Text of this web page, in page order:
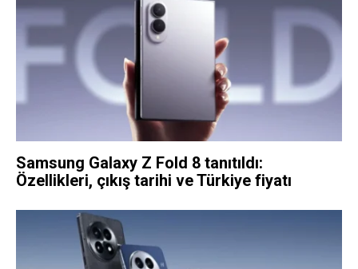
Samsung Galaxy Z Fold 8 tanıtıldı:
Özellikleri, çıkış tarihi ve Türkiye fiyatı